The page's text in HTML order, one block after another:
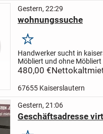
Gestern, 22:29
wohnungssuche
Merken
Handwerker sucht in
Möbliert und ohne
Küche und Dusche
480,00 €
67655 Kaiserslautern
Gestern, 21:06
Geschäftsadresse